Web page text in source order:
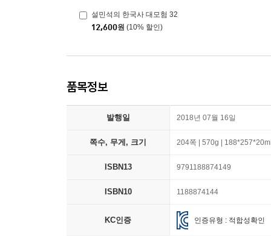
설민석의 한국사 대모험 32
12,600원 (10% 할인)
품목정보
발행일 2018년 07월 16일
쪽수, 무게, 크기 204쪽 | 570g |
ISBN13 9791188874149
ISBN10 1188874144
KC인증 인증유형 : 적합성확인